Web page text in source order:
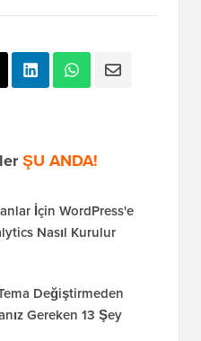
ŞU ANDA!
İçin WordPress'e
Nasıl Kurulur
Değiştirmeden
Gereken 13 Şey